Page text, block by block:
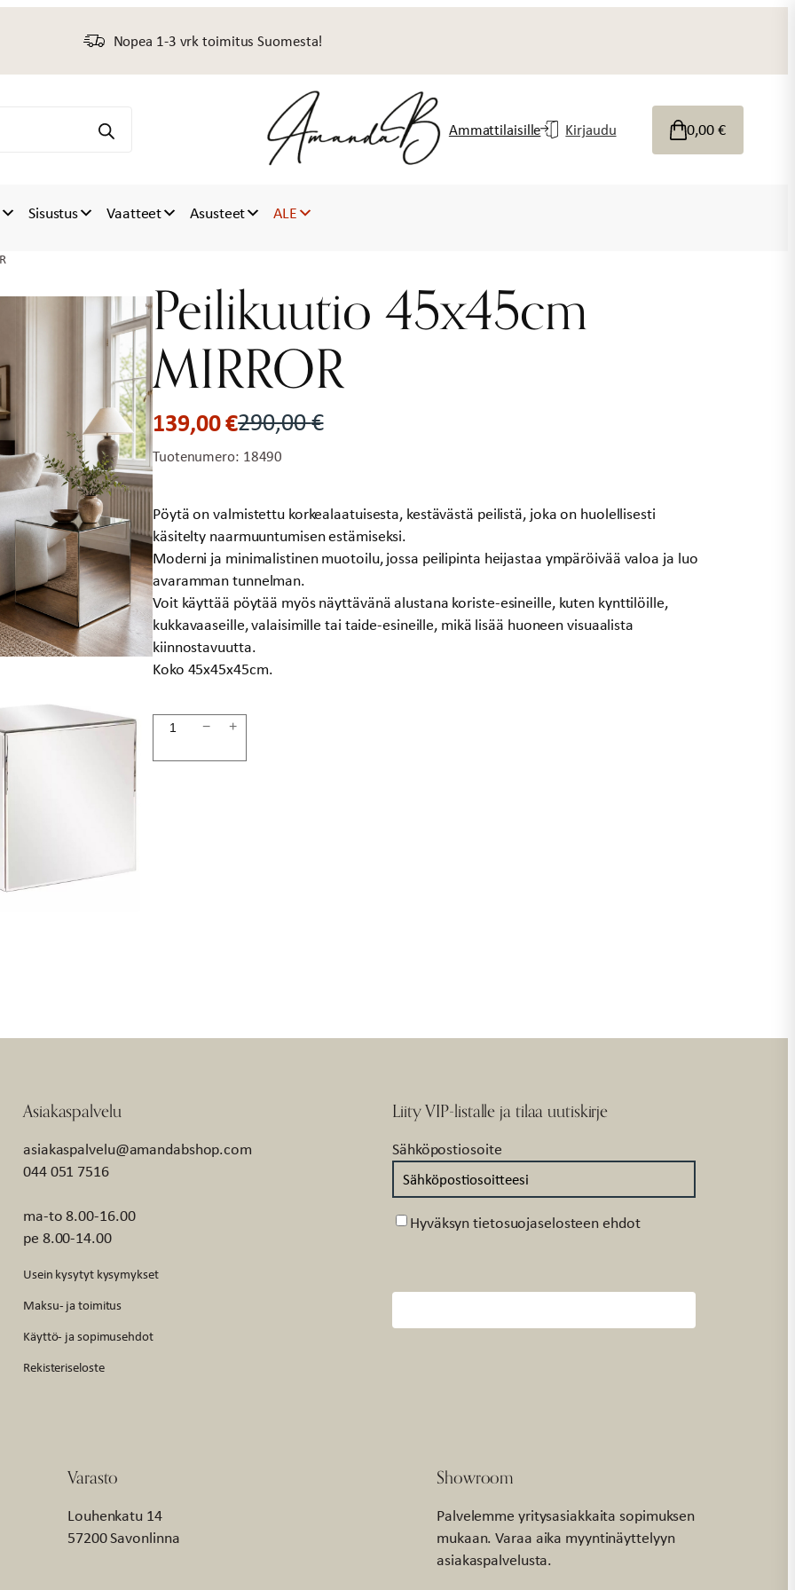
Nopea 1-3 vrk toimitus Suomesta!
Ammattilaisille Kirjaudu 0,00€
Sisustus Vaatteet Asusteet ALE
Peilikuutio 45x45cm
MIRROR
290,00€
Alkuperäinen
hinta
oli:
290,00 €.
139,00€
Nykyinen
hinta
on:
139,00 €.
Tuotenumero: 18490
Pöytä on valmistettu korkealaatuisesta, kestävästä peilistä, joka on huolellisesti
käsitelty naarmuuntumisen estämiseksi.
Moderni ja minimalistinen muotoilu, jossa peilipinta heijastaa ympäröivää valoa ja luo
avaramman tunnelman.
Voit käyttää pöytää myös näyttävänä alustana koriste-esineille, kuten kynttilöille,
kukkavaaseille, valaisimille tai taide-esineille, mikä lisää huoneen visuaalista
kiinnostavuutta.
Koko 45x45x45cm.
Peilikuutio
− +
Asiakaspalvelu
asiakaspalvelu@amandabshop.com
044 051 7516
ma-to 8.00-16.00
pe 8.00-14.00
Usein kysytyt kysymykset
Maksu- ja toimitus
Käyttö- ja sopimusehdot
Rekisteriseloste
Liity VIP-listalle ja tilaa uutiskirje
Sähköpostiosoite
Suostumus
Hyväksyn tietosuojaselosteen ehdot
Varasto
Louhenkatu 14
57200 Savonlinna
Showroom
Palvelemme yritysasiakkaita sopimuksen
mukaan. Varaa aika myyntinäyttelyyn
asiakaspalvelusta.